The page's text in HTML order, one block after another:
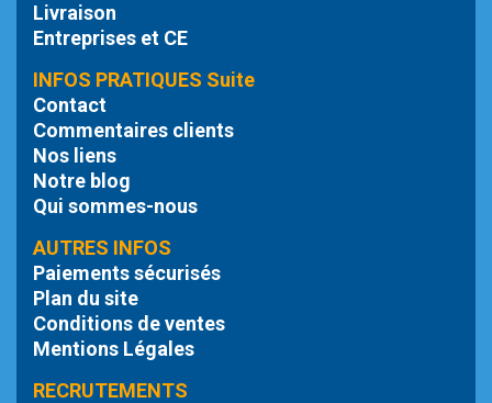
Livraison
Entreprises et CE
INFOS PRATIQUES Suite
Contact
Commentaires clients
Nos liens
Notre blog
Qui sommes-nous
AUTRES INFOS
Paiements sécurisés
Plan du site
Conditions de ventes
Mentions Légales
RECRUTEMENTS